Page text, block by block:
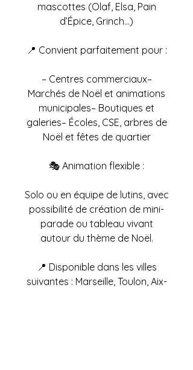
mascottes (Olaf, Elsa, Pain
d’Épice, Grinch…)
📍 Convient parfaitement pour :
– Centres commerciaux–
Marchés de Noël et animations
municipales– Boutiques et
galeries– Écoles, CSE, arbres de
Noël et fêtes de quartier
🎭 Animation flexible :
Solo ou en équipe de lutins, avec
possibilité de création de mini-
parade ou tableau vivant
autour du thème de Noël.
📍 Disponible dans les villes
suivantes : Marseille, Toulon, Aix-